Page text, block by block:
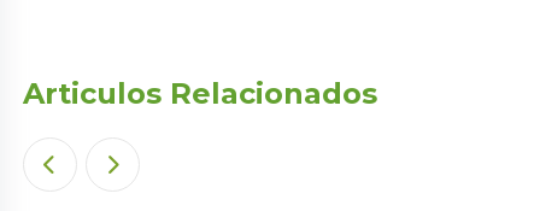
Articulos Relacionados